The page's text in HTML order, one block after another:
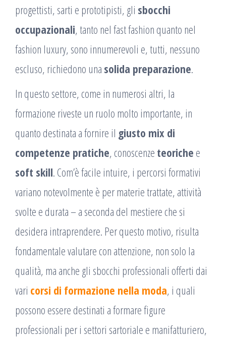
progettisti, sarti e prototipisti, gli sbocchi
occupazionali, tanto nel fast fashion quanto nel
fashion luxury, sono innumerevoli e, tutti, nessuno
escluso, richiedono una solida preparazione.
In questo settore, come in numerosi altri, la
formazione riveste un ruolo molto importante, in
quanto destinata a fornire il giusto mix di
competenze pratiche, conoscenze teoriche e
soft skill. Com’è facile intuire, i percorsi formativi
variano notevolmente è per materie trattate, attività
svolte e durata – a seconda del mestiere che si
desidera intraprendere. Per questo motivo, risulta
fondamentale valutare con attenzione, non solo la
qualità, ma anche gli sbocchi professionali offerti dai
vari corsi di formazione nella moda, i quali
possono essere destinati a formare figure
professionali per i settori sartoriale e manifatturiero,